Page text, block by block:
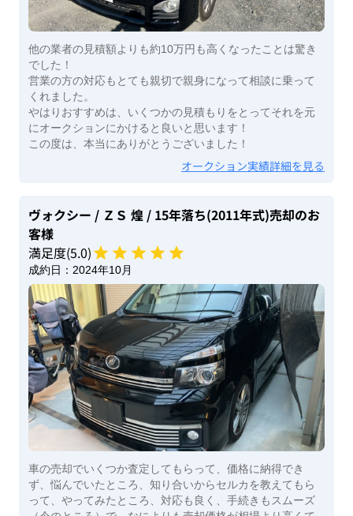
他の業者の見積額よりも約10万円も高くなったことは驚き
でした！
営業の方の対応もとても親切で親身になって相談に乗って
くれました。
やはりおすすめは、いくつかの見積もりをとってそれを元
にオークションにかけると良いと思います！
この度は、本当にありがとうございました！
オークション実績詳細を見る
ヴォクシー / ＺＳ 煌 / 15年落ち(2011年式)売却のお
客様
満足度(5.0)
成約日： 2024年10月
車の売却でいくつか査定してもらって、価格に納得でき
ず、悩んでいたところ、知り合いからセルカを教えてもら
って、やってみたところ、対応も良く、手続きもスムーズ